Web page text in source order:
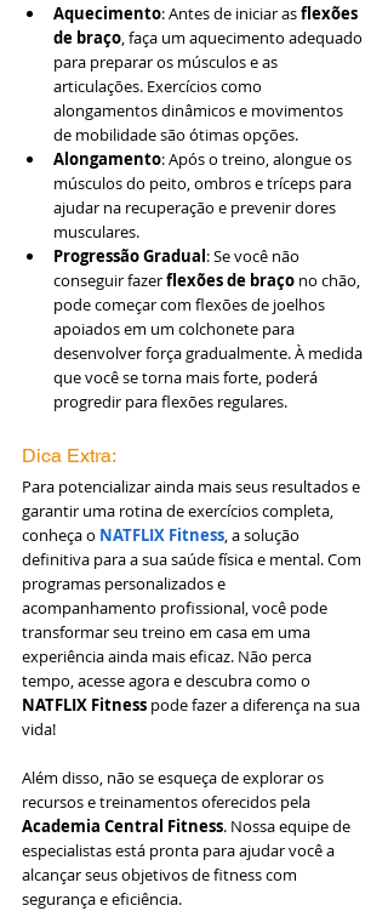
Aquecimento: Antes de iniciar as flexões
de braço , faça um aquecimento adequado
para preparar os músculos e as
articulações. Exercícios como
alongamentos dinâmicos e movimentos
de mobilidade são ótimas opções.
Alongamento: Após o treino, alongue os
músculos do peito, ombros e tríceps para
ajudar na recuperação e prevenir dores
musculares.
Progressão Gradual: Se você não
conseguir fazer flexões de braço no chão,
pode começar com flexões de joelhos
apoiados em um colchonete para
desenvolver força gradualmente. À medida
que você se torna mais forte, poderá
progredir para flexões regulares.
Dica Extra:
Para potencializar ainda mais seus resultados e
garantir uma rotina de exercícios completa,
conheça o NATFLIX Fitness , a solução
definitiva para a sua saúde física e mental. Com
programas personalizados e
acompanhamento profissional, você pode
transformar seu treino em casa em uma
experiência ainda mais eficaz. Não perca
tempo, acesse agora e descubra como o
NATFLIX Fitness pode fazer a diferença na sua
vida!
Além disso, não se esqueça de explorar os
recursos e treinamentos oferecidos pela
Academia Central Fitness. Nossa equipe de
especialistas está pronta para ajudar você a
alcançar seus objetivos de fitness com
segurança e eficiência.